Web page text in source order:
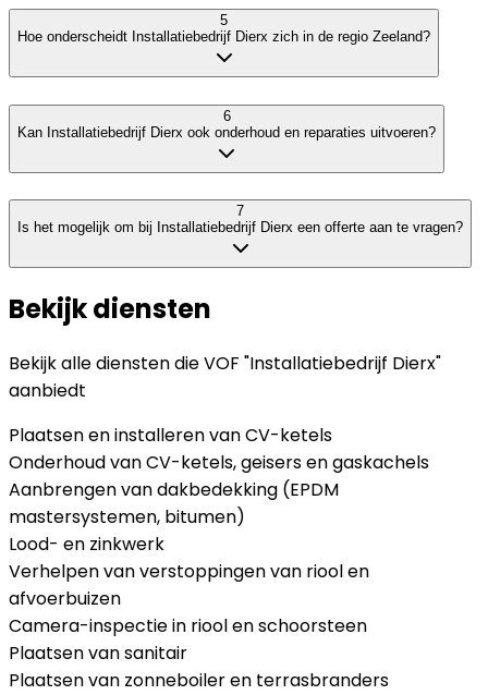
5
Hoe onderscheidt Installatiebedrijf Dierx zich in de regio Zeeland?
6
Kan Installatiebedrijf Dierx ook onderhoud en reparaties uitvoeren?
7
Is het mogelijk om bij Installatiebedrijf Dierx een offerte aan te vragen?
Bekijk diensten
Bekijk alle diensten dieVOF "Installatiebedrijf Dierx"
aanbiedt
Plaatsen en installeren van CV-ketels
Onderhoud van CV-ketels, geisers en gaskachels
Aanbrengen van dakbedekking (EPDM
mastersystemen, bitumen)
Lood- en zinkwerk
Verhelpen van verstoppingen van riool en
afvoerbuizen
Camera-inspectie in riool en schoorsteen
Plaatsen van sanitair
Plaatsen van zonneboiler en terrasbranders